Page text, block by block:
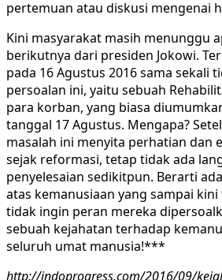
pertemuan atau diskusi mengenai
Kini masyarakat masih menunggu
berikutnya dari presiden Jokowi.
pada 16 Agustus 2016 sama sekali
persoalan ini, yaitu sebuah
para korban, yang biasa
tanggal 17 Agustus. Mengapa?
masalah ini menyita perhatian dan
sejak reformasi, tetap tidak ada
penyelesaian sedikitpun. Berarti
atas kemanusiaan yang sampai
tidak ingin peran mereka
sebuah kejahatan terhadap
seluruh umat manusia!***
http://indoprogress.com/2016/09/